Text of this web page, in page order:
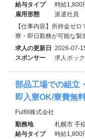
給与タイプ
時給1,800
雇用形態
派遣社員
【仕事内容】所持金ゼ
寮・即日勤務が可能な製
求人の更新日 2026-07-
スポンサー
求人ボッ
部品工場での組立
即入寮OK/寮費無
Fulfill株式会社
勤務地
札幌市 手
給与タイプ
時給1,800